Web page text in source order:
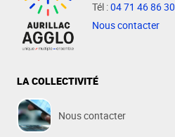
Tél :04 71 46 86 30
Nous contacter
LA COLLECTIVITÉ
Nous contacter